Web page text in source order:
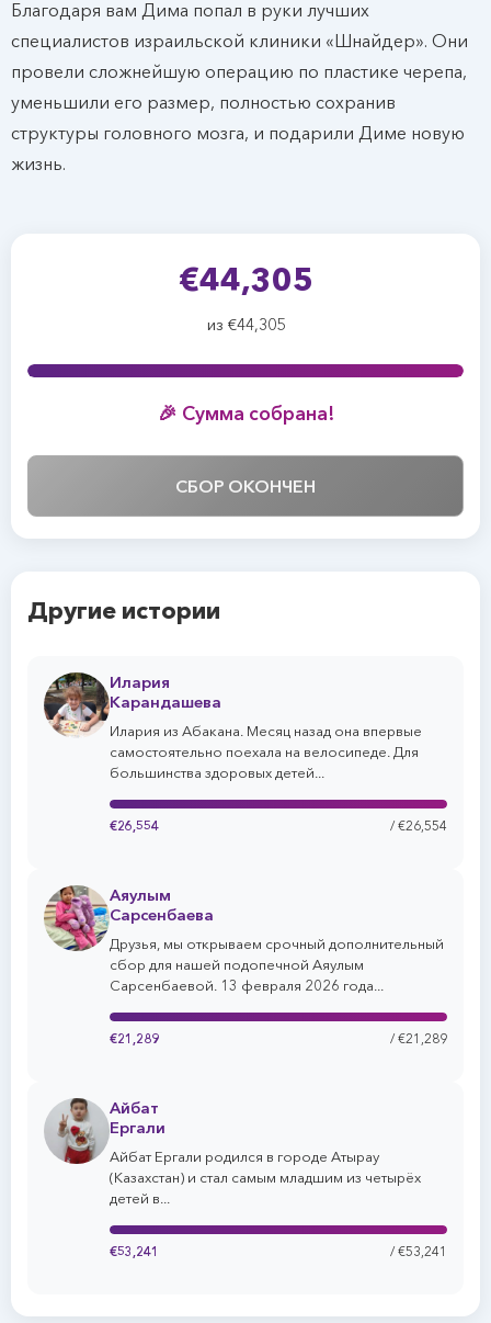
Благодаря вам Дима попал в руки лучших
специалистов израильской клиники «Шнайдер». Они
провели сложнейшую операцию по пластике черепа,
уменьшили его размер, полностью сохранив
структуры головного мозга, и подарили Диме новую
жизнь.
€44,305
из €44,305
🎉 Сумма собрана!
СБОР ОКОНЧЕН
Другие истории
Илария
Карандашева
Илария из Абакана. Месяц назад она впервые
самостоятельно поехала на велосипеде. Для
большинства здоровых детей...
€26,554 / €26,554
Аяулым
Сарсенбаева
Друзья, мы открываем срочный дополнительный
сбор для нашей подопечной Аяулым
Сарсенбаевой. 13 февраля 2026 года...
€21,289 / €21,289
Айбат
Ергали
Айбат Ергали родился в городе Атырау
(Казахстан) и стал самым младшим из четырёх
детей в...
€53,241 / €53,241